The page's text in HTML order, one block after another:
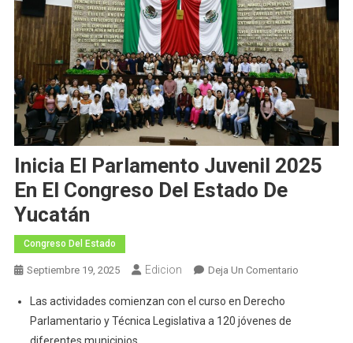
Inicia El Parlamento Juvenil 2025
En El Congreso Del Estado De
Yucatán
Congreso Del Estado
Septiembre 19, 2025 Edicion Deja Un ComentarioEn
Las actividades comienzan con el curso en Derecho
Parlamentario y Técnica Legislativa a 120 jóvenes de
diferentes municipios